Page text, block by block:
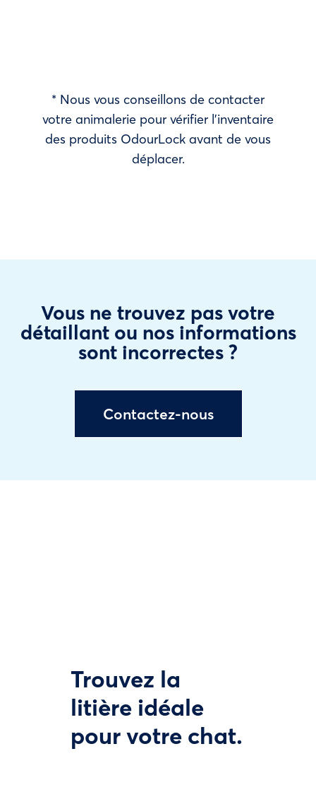
* Nous vous conseillons de contacter
votre animalerie pour vérifier l’inventaire
des produits OdourLock avant de vous
déplacer.
Vous ne trouvez pas votre
détaillant ou nos informations
sont incorrectes ?
Contactez-nous
Trouvez la
litière idéale
pour votre chat.